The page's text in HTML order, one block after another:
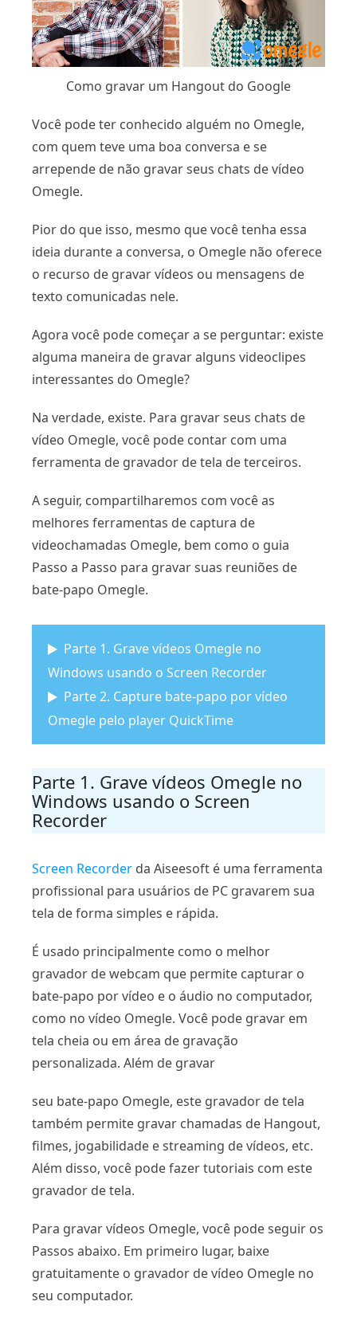
Como gravar um Hangout do Google
Você pode ter conhecido alguém no Omegle,
com quem teve uma boa conversa e se
arrepende de não gravar seus chats de vídeo
Omegle.
Pior do que isso, mesmo que você tenha essa
ideia durante a conversa, o Omegle não oferece
o recurso de gravar vídeos ou mensagens de
texto comunicadas nele.
Agora você pode começar a se perguntar: existe
alguma maneira de gravar alguns videoclipes
interessantes do Omegle?
Na verdade, existe. Para gravar seus chats de
vídeo Omegle, você pode contar com uma
ferramenta de gravador de tela de terceiros.
A seguir, compartilharemos com você as
melhores ferramentas de captura de
videochamadas Omegle, bem como o guia
Passo a Passo para gravar suas reuniões de
bate-papo Omegle.
Parte 1. Grave vídeos Omegle no
Windows usando o Screen Recorder
Parte 2. Capture bate-papo por vídeo
Omegle pelo player QuickTime
Parte 1. Grave vídeos Omegle no
Windows usando o Screen
Recorder
Screen Recorder da Aiseesoft é uma ferramenta
profissional para usuários de PC gravarem sua
tela de forma simples e rápida.
É usado principalmente como o melhor
gravador de webcam que permite capturar o
bate-papo por vídeo e o áudio no computador,
como no vídeo Omegle. Você pode gravar em
tela cheia ou em área de gravação
personalizada. Além de gravar
seu bate-papo Omegle, este gravador de tela
também permite gravar chamadas de Hangout,
filmes, jogabilidade e streaming de vídeos, etc.
Além disso, você pode fazer tutoriais com este
gravador de tela.
Para gravar vídeos Omegle, você pode seguir os
Passos abaixo. Em primeiro lugar, baixe
gratuitamente o gravador de vídeo Omegle no
seu computador.